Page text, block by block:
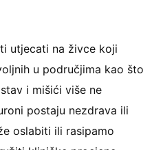
utjecati na živce koji
u područjima kao što
i mišići više ne
postaju nezdrava ili
oslabiti ili rasipamo